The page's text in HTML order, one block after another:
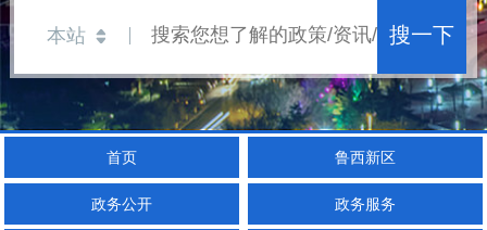
搜一下
首页 鲁西新区
政务公开 政务服务